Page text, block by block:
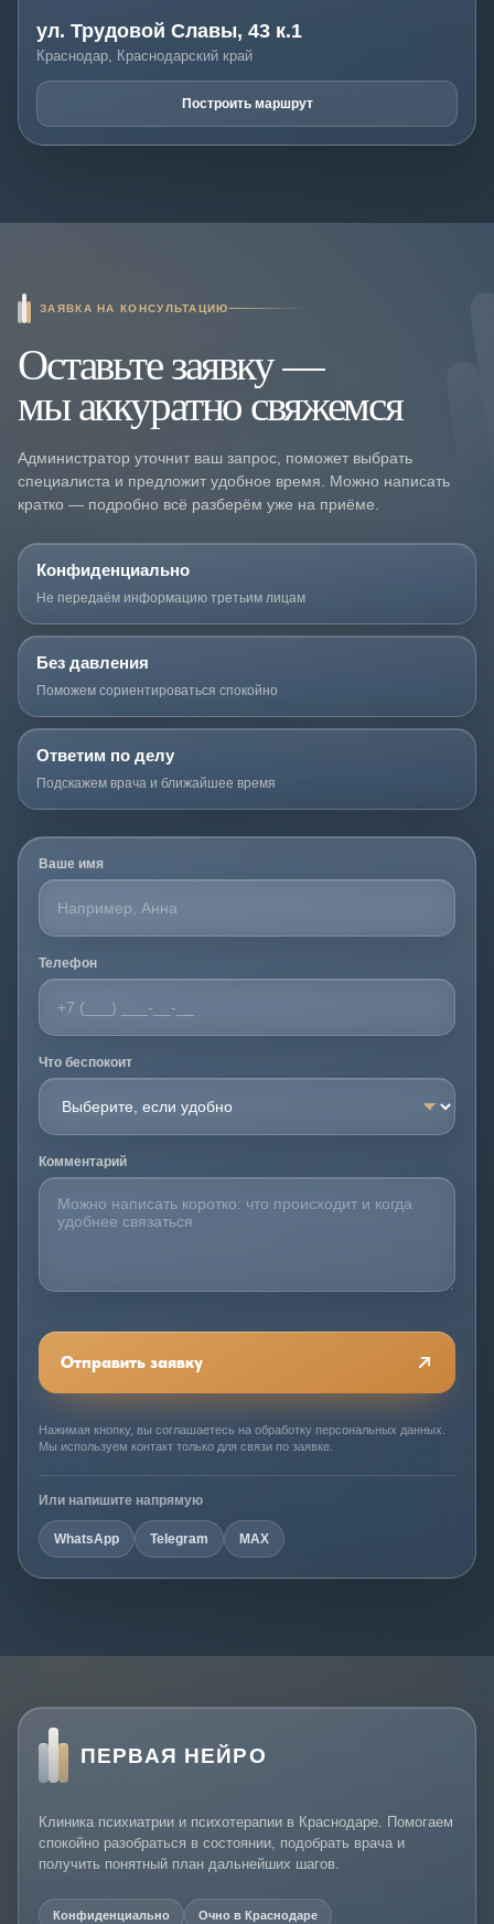
ул. Трудовой Славы, 43 к.1
Краснодар, Краснодарский край
Построить маршрут
ЗАЯВКА НА КОНСУЛЬТАЦИЮ
Оставьте заявку —
мы аккуратно свяжемся
Администратор уточнит ваш запрос, поможет выбрать
специалиста и предложит удобное время. Можно написать
кратко — подробно всё разберём уже на приёме.
Конфиденциально
Не передаём информацию третьим лицам
Без давления
Поможем сориентироваться спокойно
Ответим по делу
Подскажем врача и ближайшее время
Ваше имя
Телефон
Что беспокоит
Комментарий
Отправить заявку
Нажимая кнопку, вы соглашаетесь на обработку персональных данных.
Мы используем контакт только для связи по заявке.
Или напишите напрямую
WhatsApp Telegram MAX
ПЕРВАЯ НЕЙРО
Клиника психиатрии и психотерапии в Краснодаре. Помогаем
спокойно разобраться в состоянии, подобрать врача и
получить понятный план дальнейших шагов.
Конфиденциально Очно в Краснодаре